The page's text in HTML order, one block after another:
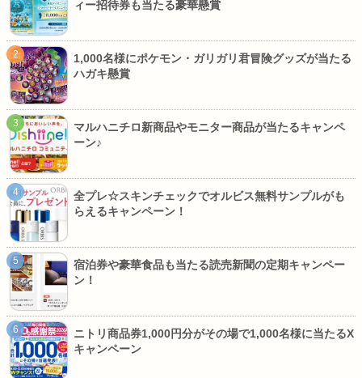
ィー招待券も当たる豪華懸賞
1,000名様にポケモン・ガリガリ君冒険グッズが当たる
ハガキ懸賞
マルハニチロ新商品やモニター商品が当たるキャンペ
ーン♪
全プレ☆スキンチェックでオルビス無料サンプルがも
らえるキャンペーン！
宿泊券や豪華食品も当たる読売新聞の定期キャンペー
ン！
ニトリ商品券1,000円分がその場で1,000名様に当たるX
キャンペーン